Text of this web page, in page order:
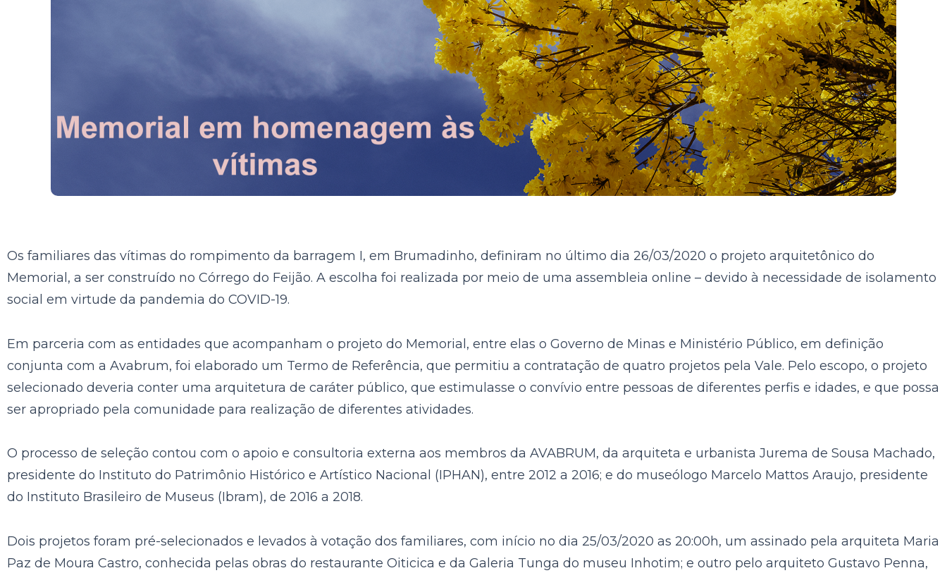
Os familiares das vítimas do rompimento da barragem I, em Brumadinho, definiram no último dia 26/03/2020 o projeto arquitetônico do
Memorial, a ser construído no Córrego do Feijão. A escolha foi realizada por meio de uma assembleia online – devido à necessidade de isolamento
social em virtude da pandemia do COVID-19.
Em parceria com as entidades que acompanham o projeto do Memorial, entre elas o Governo de Minas e Ministério Público, em definição
conjunta com a Avabrum, foi elaborado um Termo de Referência, que permitiu a contratação de quatro projetos pela Vale. Pelo escopo, o projeto
selecionado deveria conter uma arquitetura de caráter público, que estimulasse o convívio entre pessoas de diferentes perfis e idades, e que possa
ser apropriado pela comunidade para realização de diferentes atividades.
O processo de seleção contou com o apoio e consultoria externa aos membros da AVABRUM, da arquiteta e urbanista Jurema de Sousa Machado,
presidente do Instituto do Patrimônio Histórico e Artístico Nacional (IPHAN), entre 2012 a 2016; e do museólogo Marcelo Mattos Araujo, presidente
do Instituto Brasileiro de Museus (Ibram), de 2016 a 2018.
Dois projetos foram pré-selecionados e levados à votação dos familiares, com início no dia 25/03/2020 as 20:00h, um assinado pela arquiteta Maria
Paz de Moura Castro, conhecida pelas obras do restaurante Oiticica e da Galeria Tunga do museu Inhotim; e outro pelo arquiteto Gustavo Penna,